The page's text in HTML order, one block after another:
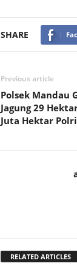
SHARE
Previous article
Polsek Mandau
Jagung 29
Juta Hektar Polri
RELATED ARTICLES